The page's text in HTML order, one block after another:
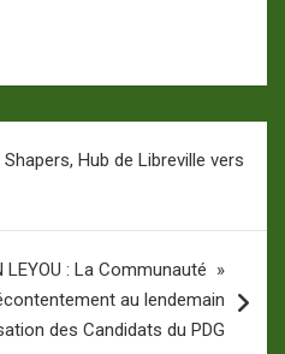
Hub de Libreville vers
LEYOU : La Communauté »
au lendemain
des Candidats du PDG